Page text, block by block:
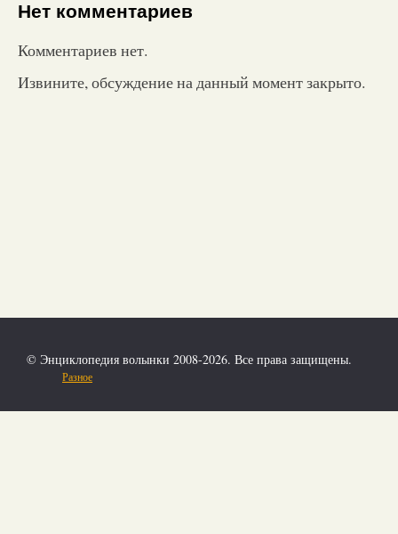
Нет комментариев
Комментариев нет.
Извините, обсуждение на данный момент закрыто.
© Энциклопедия волынки 2008-2026. Все права защищены.
Разное